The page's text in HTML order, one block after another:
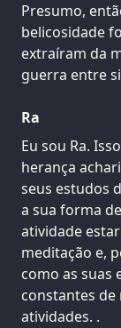
Presumo,
belicosidade
extraíram da
guerra entre
Ra
Eu sou Ra.
herança
seus estudos
a sua forma
atividade
meditação e,
como as suas
constantes de
atividades. .